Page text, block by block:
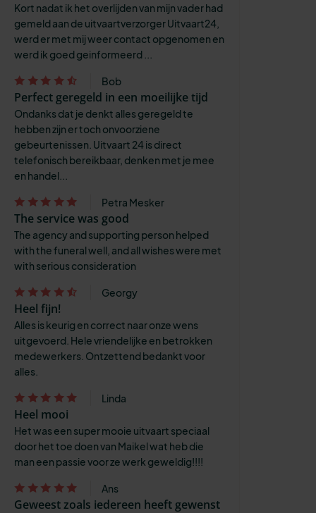
Kort nadat ik het overlijden van mijn vader had
gemeld aan de uitvaartverzorger Uitvaart24,
werd er met mij weer contact opgenomen en
werd ik goed geinformeerd ...
Bob
Perfect geregeld in een moeilijke tijd
Ondanks dat je denkt alles geregeld te
hebben zijn er toch onvoorziene
gebeurtenissen. Uitvaart 24 is direct
telefonisch bereikbaar, denken met je mee
en handel...
Petra Mesker
The service was good
The agency and supporting person helped
with the funeral well, and all wishes were met
with serious consideration
Georgy
Heel fijn!
Alles is keurig en correct naar onze wens
uitgevoerd. Hele vriendelijke en betrokken
medewerkers. Ontzettend bedankt voor
alles.
Linda
Heel mooi
Het was een super mooie uitvaart speciaal
door het toe doen van Maikel wat heb die
man een passie voor ze werk geweldig!!!!
Ans
Geweest zoals iedereen heeft gewenst